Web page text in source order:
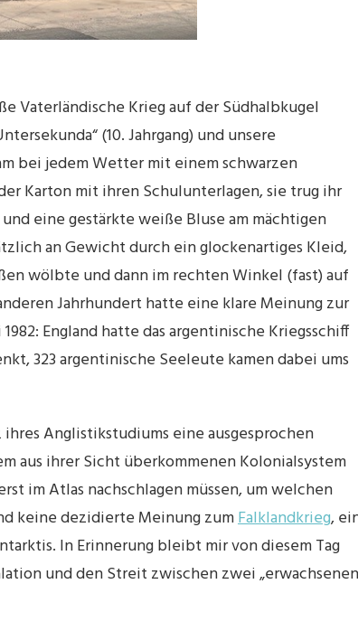
Vaterländische Krieg auf der Südhalbkugel
(10. Jahrgang) und unsere
bei jedem Wetter mit einem schwarzen
Karton mit ihren Schulunterlagen, sie trug ihr
eine gestärkte weiße Bluse am mächtigen
an Gewicht durch ein glockenartiges Kleid,
wölbte und dann im rechten Winkel (fast) auf
Jahrhundert hatte eine klare Meinung zur
England hatte das argentinische Kriegsschiff
323 argentinische Seeleute kamen dabei ums
Anglistikstudiums eine ausgesprochen
aus ihrer Sicht überkommenen Kolonialsystem
im Atlas nachschlagen müssen, um welchen
keine dezidierte Meinung zumFalklandkrieg,
In Erinnerung bleibt mir von diesem Tag
und den Streit zwischen zwei „erwachsenen